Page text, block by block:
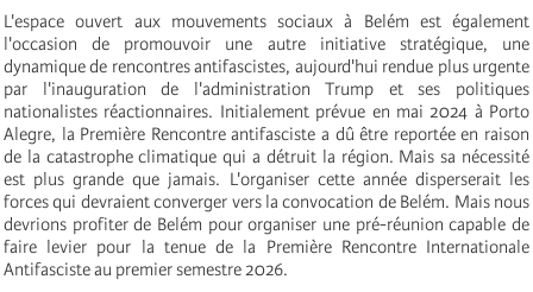
L'espace ouvert aux mouvements sociaux à Belém est également
l'occasion de promouvoir une autre initiative stratégique, une
dynamique de rencontres antifascistes, aujourd'hui rendue plus urgente
par l'inauguration de l'administration Trump et ses politiques
nationalistes réactionnaires. Initialement prévue en mai 2024 à Porto
Alegre, la Première Rencontre antifasciste a dû être reportée en raison
de la catastrophe climatique qui a détruit la région. Mais sa nécessité
est plus grande que jamais. L'organiser cette année disperserait les
forces qui devraient converger vers la convocation de Belém. Mais nous
devrions profiter de Belém pour organiser une pré-réunion capable de
faire levier pour la tenue de la Première Rencontre Internationale
Antifasciste au premier semestre 2026.